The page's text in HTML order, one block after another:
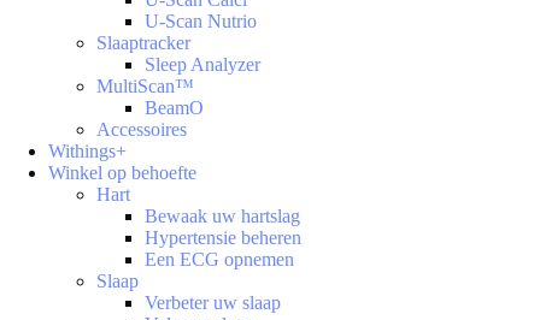
U-Scan Nutrio
Slaaptracker
Sleep Analyzer
MultiScan™
BeamO
Accessoires
Withings+
Winkel op behoefte
Hart
Bewaak uw hartslag
Hypertensie beheren
Een ECG opnemen
Slaap
Verbeter uw slaap